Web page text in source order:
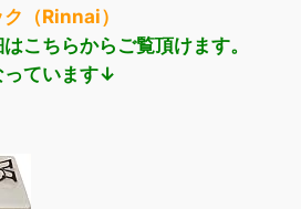
（Rinnai）
こちらからご覧頂けます。
っています↓